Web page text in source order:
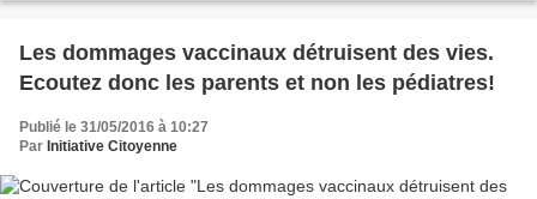
Les dommages vaccinaux détruisent des vies.
Ecoutez donc les parents et non les pédiatres!
Publié le 31/05/2016 à 10:27
Par Initiative Citoyenne